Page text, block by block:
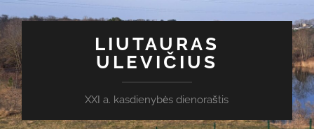
LIUTAURAS
ULEVIČIUS
XXI a. kasdienybės dienoraštis